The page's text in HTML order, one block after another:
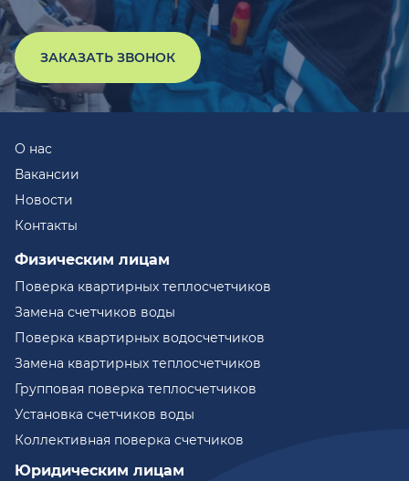
ЗАКАЗАТЬ ЗВОНОК
О нас
Вакансии
Новости
Контакты
Физическим лицам
Поверка квартирных теплосчетчиков
Замена счетчиков воды
Поверка квартирных водосчетчиков
Замена квартирных теплосчетчиков
Групповая поверка теплосчетчиков
Установка счетчиков воды
Коллективная поверка счетчиков
Юридическим лицам